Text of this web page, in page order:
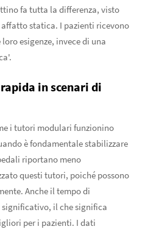
fa tutta la differenza, visto
statica. I pazienti ricevono
esigenze, invece di una
in scenari di
i tutori modulari funzionino
è fondamentale stabilizzare
riportano meno
questi tutori, poiché possono
Anche il tempo di
il che significa
per i pazienti. I dati